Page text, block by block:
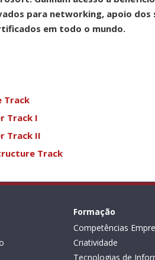
para networking, apoio dos
em todo o mundo.
Track
Track I
Track II
Track
Formação
Competências
Criatividade
Tecnologias de